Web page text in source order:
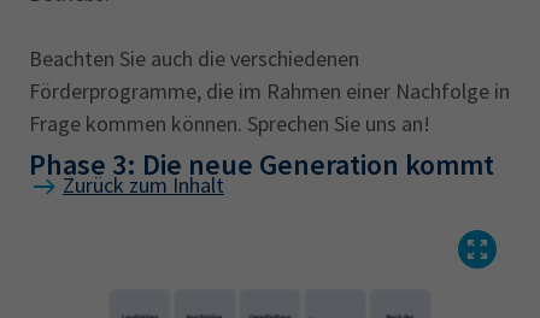
Beachten Sie auch die verschiedenen
Förderprogramme, die im Rahmen einer Nachfolge in
Frage kommen können. Sprechen Sie uns an!
Zurück zum Inhalt
Phase 3: Die neue Generation kommt